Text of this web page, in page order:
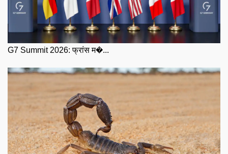
G7 Summit 2026: फ्रांस म�...